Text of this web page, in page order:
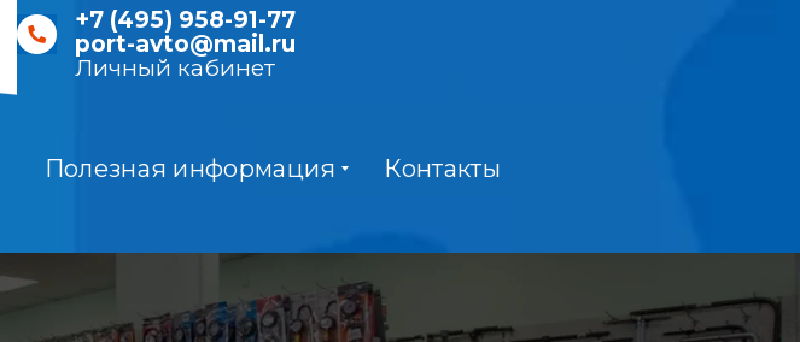
+7 (495) 958-91-77
port-avto@mail.ru
Личный кабинет
Полезная информация Контакты